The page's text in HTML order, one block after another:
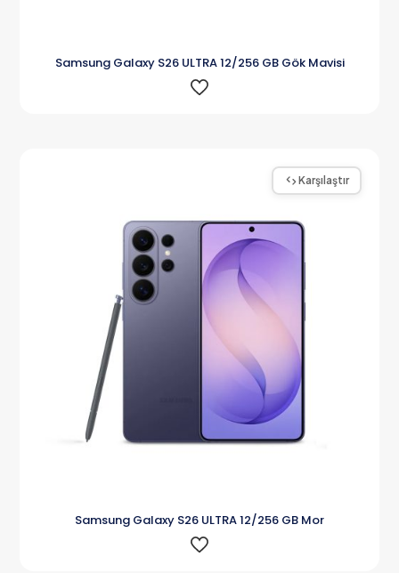
Samsung Galaxy S26 ULTRA 12/256 GB Gök Mavisi
Karşılaştır
Samsung Galaxy S26 ULTRA 12/256 GB Mor